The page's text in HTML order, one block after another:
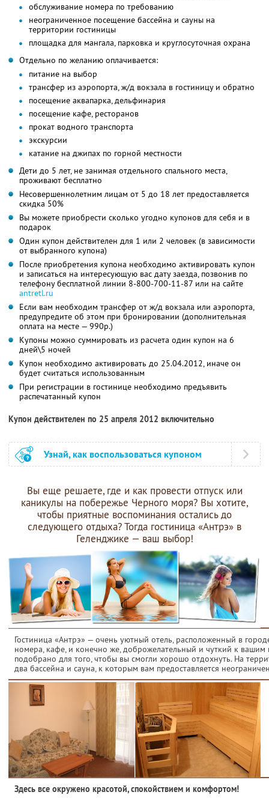
обслуживание номера по требованию
неограниченное посещение бассейна и сауны на
территории гостиницы
площадка для мангала, парковка и круглосуточная охрана
Отдельно по желанию оплачивается:
питание на выбор
трансфер из аэропорта, ж/д вокзала в гостиницу и обратно
посещение аквапарка, дельфинария
посещение кафе, ресторанов
прокат водного транспорта
экскурсии
катание на джипах по горной местности
Дети до 5 лет, не занимая отдельного спального места,
проживают бесплатно
Несовершеннолетним лицам от 5 до 18 лет предоставляется
скидка 50%
Вы можете приобрести сколько угодно купонов для себя и в
подарок
Один купон действителен для 1 или 2 человек (в зависимости
от выбранного купона)
После приобретения купона необходимо активировать купон
и записаться на интересующую вас дату заезда, позвонив по
телефону бесплатной линии 8-800-700-11-87 или на сайте
antretl.ru
Если вам необходим трансфер от ж/д вокзала или аэропорта,
предупредите об этом при бронировании (дополнительная
оплата на месте — 990р.)
Купоны можно суммировать из расчета один купон на 6
дней\5 ночей
Купон необходимо активировать до 25.04.2012, иначе он
будет считаться использованным
При регистрации в гостинице необходимо предъявить
распечатанный купон
Купон действителен по 25 апреля 2012 включительно
Узнай, как воспользоваться купоном
Вы еще решаете, где и как провести отпуск или
каникулы на побережье Черного моря? Вы хотите,
чтобы приятные воспоминания остались до
следующего отдыха? Тогда гостиница «Антрэ» в
Геленджике — ваш выбор!
Гостиница «Антрэ» — очень уютный отель, расположенный в
номера, кафе, и конечно же, доброжелательный и чуткий к вашим
подобрано для того, чтобы вы смогли хорошо отдохнуть. На
два бассейна и сауна, к которым вам предоставляется
Здесь все окружено красотой, спокойствием и комфортом!